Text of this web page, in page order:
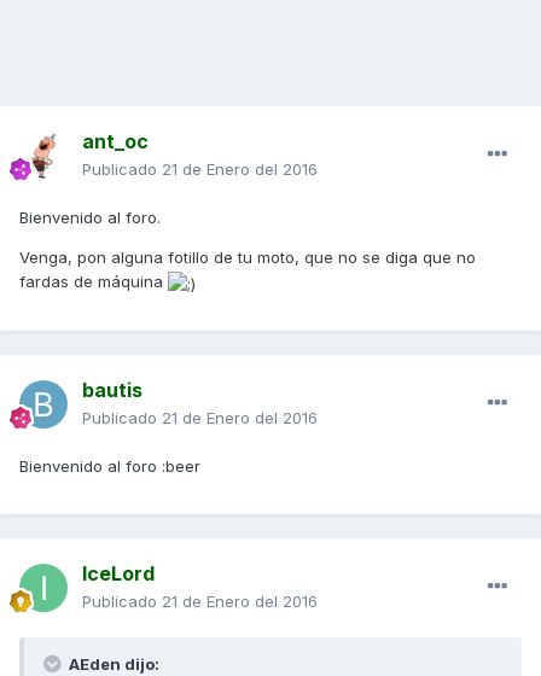
ant_oc
Publicado 21 de Enero del 2016
Bienvenido al foro.
Venga, pon alguna fotillo de tu moto, que no se diga que no
fardas de máquina
bautis
Publicado 21 de Enero del 2016
Bienvenido al foro :beer
IceLord
Publicado 21 de Enero del 2016
AEden dijo: